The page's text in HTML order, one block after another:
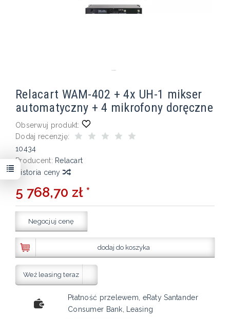
Relacart WAM-402 + 4x UH-1 mikser
automatyczny + 4 mikrofony doręczne
Obserwuj produkt:
Dodaj recenzję:
10434
Producent: Relacart
Historia ceny
5 768,70 zł *
Negocjuj cenę
dodaj do koszyka
Weź leasing teraz
Płatność przelewem, eRaty Santander
Consumer Bank, Leasing